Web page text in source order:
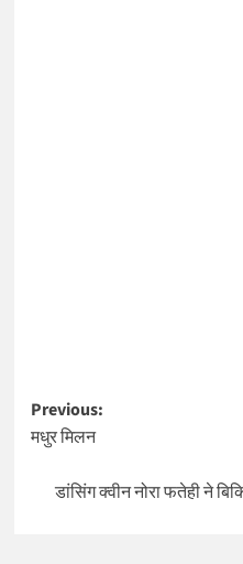
Post
navigation
Previous:
मधुर मिलन
डांसिंग क्वीन नोरा फतेही ने